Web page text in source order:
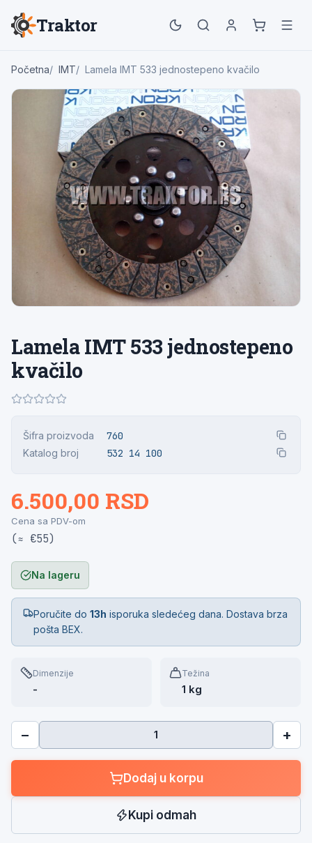
Traktor
Početna IMT Lamela IMT 533 jednostepeno kvačilo
Lamela IMT 533 jednostepeno
kvačilo
Šifra proizvoda 760
Katalog broj 532 14 100
6.500,00 RSD
Cena sa PDV-om
(≈ €55)
Na lageru
Poručite do13h isporuka sledećeg dana. Dostava brza
pošta BEX.
Dimenzije
-
Težina
1 kg
− +
Dodaj u korpu
Kupi odmah